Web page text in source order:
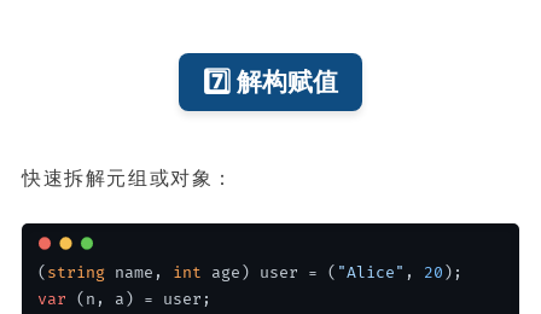
7️⃣ 解构赋值
快速拆解元组或对象：
( string name, int age) user = ( "Alice" , 20 );
var (n, a) = user;